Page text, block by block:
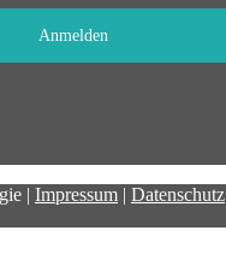
| Impressum | Datenschutz